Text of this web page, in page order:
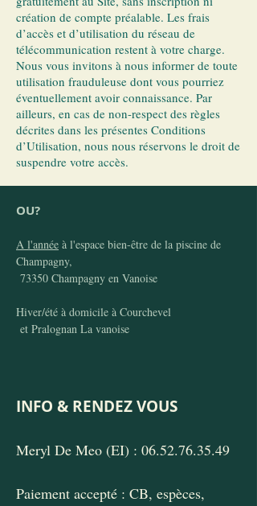
création de compte préalable. Les frais
d’accès et d’utilisation du réseau de
télécommunication restent à votre charge.
Nous vous invitons à nous informer de toute
utilisation frauduleuse dont vous pourriez
éventuellement avoir connaissance. Par
ailleurs, en cas de non-respect des règles
décrites dans les présentes Conditions
d’Utilisation, nous nous réservons le droit de
suspendre votre accès.
OU?
A l'année à l'espace bien-être de la piscine de
Champagny,
73350 Champagny en Vanoise
Hiver/été à domicile à Courchevel
et Pralognan La vanoise
INFO & RENDEZ VOUS
Meryl De Meo (EI) : 06.52.76.35.49
Paiement accepté : CB, espèces,